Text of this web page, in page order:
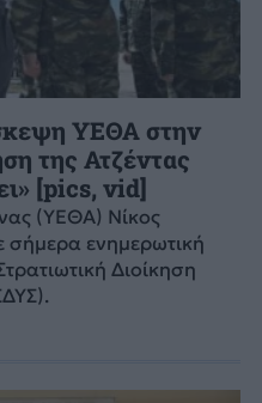
ΥΕΘΑ στην
της Ατζέντας
[pics, vid]
(ΥΕΘΑ) Νίκος
σήμερα ενημερωτική
Διοίκηση